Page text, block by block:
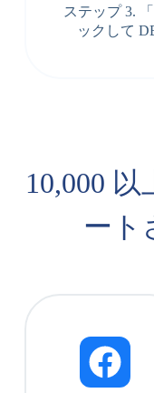
ステップ 3.
ックして
10,000
ート